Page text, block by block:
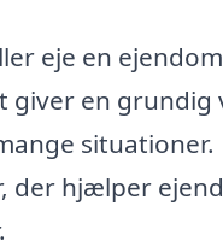
eje en
giver en
der hjælper